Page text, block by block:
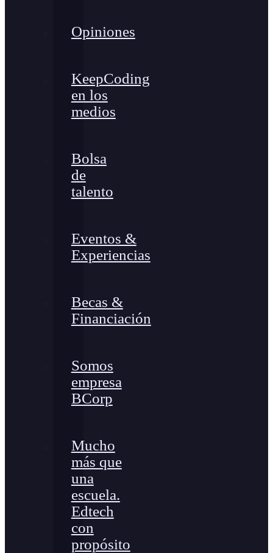
Opiniones
KeepCoding
en los
medios
Bolsa
de
talento
Eventos &
Experiencias
Becas &
Financiación
Somos
empresa
BCorp
Mucho
más que
una
escuela.
Edtech
con
propósito